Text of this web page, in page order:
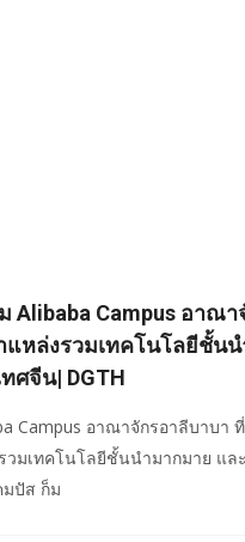
Alibaba Campus อาณา
แหล่งรวมเทคโนโลยีชั้น
ทศจีน| DGTH
Campus อาณาจักรอาลีบาบา
วมเทคโนโลยีชั้นนำมากมาย แล
ปัส ก็ม